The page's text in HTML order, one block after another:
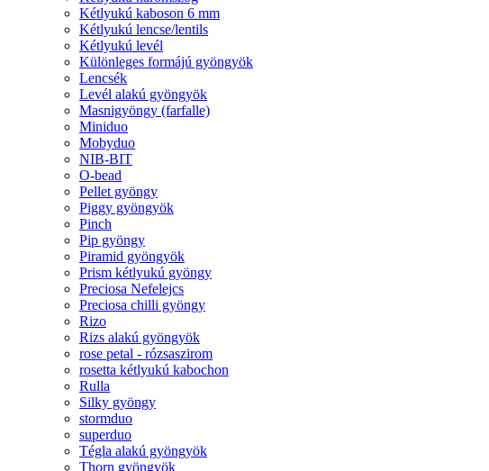
Kétlyukú kaboson 6 mm
Kétlyukú lencse/lentils
Kétlyukú levél
Különleges formájú gyöngyök
Lencsék
Levél alakú gyöngyök
Masnigyöngy (farfalle)
Miniduo
Mobyduo
NIB-BIT
O-bead
Pellet gyöngy
Piggy gyöngyök
Pinch
Pip gyöngy
Piramid gyöngyök
Prism kétlyukú gyöngy
Preciosa Nefelejcs
Preciosa chilli gyöngy
Rizo
Rizs alakú gyöngyök
rose petal - rózsaszirom
rosetta kétlyukú kabochon
Rulla
Silky gyöngy
stormduo
superduo
Tégla alakú gyöngyök
Thorn gyöngyök